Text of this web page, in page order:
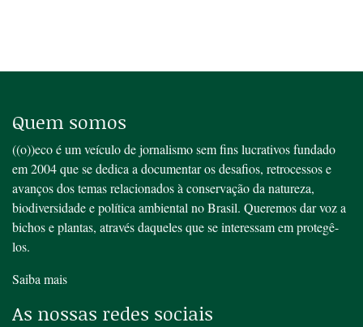
Quem somos
((o))eco é um veículo de jornalismo sem fins lucrativos fundado
em 2004 que se dedica a documentar os desafios, retrocessos e
avanços dos temas relacionados à conservação da natureza,
biodiversidade e política ambiental no Brasil. Queremos dar voz a
bichos e plantas, através daqueles que se interessam em protegê-
los.
Saiba mais
As nossas redes sociais